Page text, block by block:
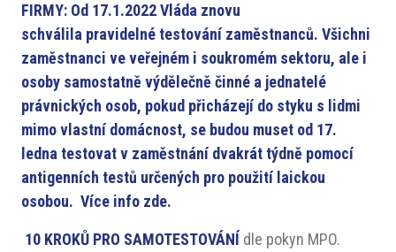
FIRMY: Od 17.1.2022 Vláda znovu
schválila pravidelné testování zaměstnanců. Všichni
zaměstnanci ve veřejném i soukromém sektoru, ale i
osoby samostatně výdělečně činné a jednatelé
právnických osob, pokud přicházejí do styku s lidmi
mimo vlastní domácnost, se budou muset od 17.
ledna testovat v zaměstnání dvakrát týdně pomocí
antigenních testů určených pro použití laickou
osobou. Více info zde.
10 KROKŮ PRO SAMOTESTOVÁNÍ dle pokyn MPO.